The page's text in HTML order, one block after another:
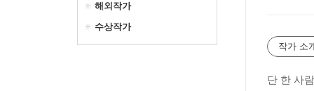
해외작가
수상작가
작가 소
단 한 사